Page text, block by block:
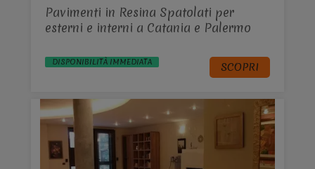
Pavimenti in Resina Spatolati per
esterni e interni a Catania e Palermo
DISPONIBILITÀ IMMEDIATA SCOPRI